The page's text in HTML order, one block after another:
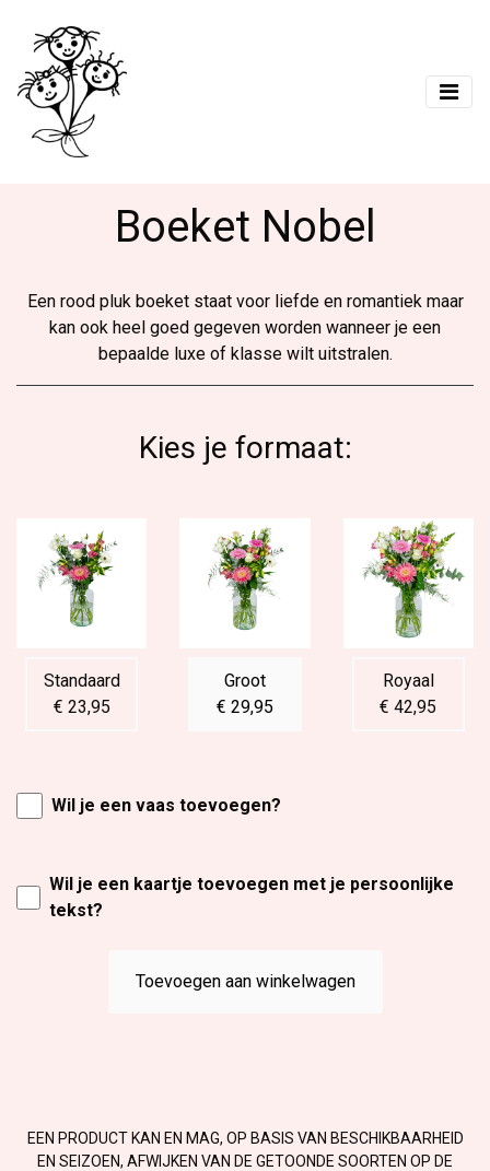
Boeket Nobel
Een rood pluk boeket staat voor liefde en romantiek maar
kan ook heel goed gegeven worden wanneer je een
bepaalde luxe of klasse wilt uitstralen.
Kies je formaat:
Standaard
€ 23,95
Groot
€ 29,95
Royaal
€ 42,95
Wil je een vaas toevoegen?
Wil je een kaartje toevoegen met je persoonlijke
tekst?
Toevoegen aan winkelwagen
EEN PRODUCT KAN EN MAG, OP BASIS VAN BESCHIKBAARHEID
EN SEIZOEN, AFWIJKEN VAN DE GETOONDE SOORTEN OP DE